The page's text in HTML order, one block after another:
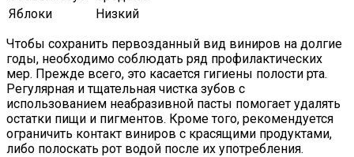
Яблоки
Низкий
Чтобы сохранить первозданный вид виниров на долгие
годы, необходимо соблюдать ряд профилактических
мер. Прежде всего, это касается гигиены полости рта.
Регулярная и тщательная чистка зубов с
использованием неабразивной пасты помогает удалять
остатки пищи и пигментов. Кроме того, рекомендуется
ограничить контакт виниров с красящими продуктами,
либо полоскать рот водой после их употребления.